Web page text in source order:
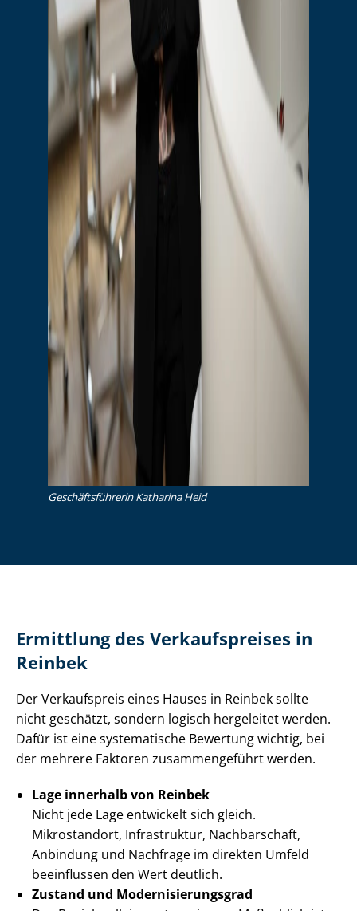
Ge­schäfts­füh­re­rin Katharina Heid
Ermittlung des Verkaufspreises in
Reinbek
Der Verkaufspreis eines Hauses in Reinbek sollte
nicht geschätzt, sondern logisch hergeleitet werden.
Dafür ist eine systematische Bewertung wichtig, bei
der mehrere Faktoren zusammengeführt werden.
Lage innerhalb von Reinbek
Nicht jede Lage entwickelt sich gleich.
Mikrostandort, Infrastruktur, Nachbarschaft,
Anbindung und Nachfrage im direkten Umfeld
beeinflussen den Wert deutlich.
Zustand und Mo­der­ni­sie­rungs­grad